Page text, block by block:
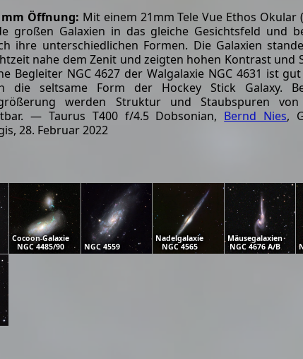
mm Öffnung: Mit einem 21mm Tele Vue Ethos Okular
großen Galaxien in das gleiche Gesichtsfeld und
ihre unterschiedlichen Formen. Die Galaxien
nahe dem Zenit und zeigten hohen Kontrast und
Begleiter NGC 4627 der Walgalaxie NGC 4631 ist
die seltsame Form der Hockey Stick Galaxy.
werden Struktur und Staubspuren von
— Taurus T400 f/4.5 Dobsonian, Bernd Nies,
28. Februar 2022
Cocoon-Galaxie
NGC 4485/90
NGC 4559
Nadelgalaxie
NGC 4565
Mäusegalaxien
NGC 4676 A/B